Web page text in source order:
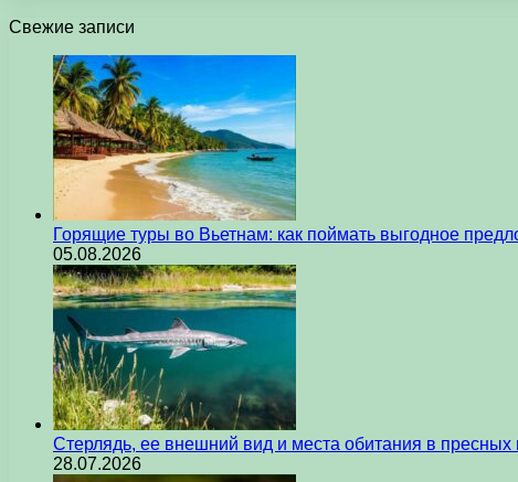
Свежие записи
Горящие туры во Вьетнам: как поймать выгодное
05.08.2026
Стерлядь, ее внешний вид и места обитания в
28.07.2026